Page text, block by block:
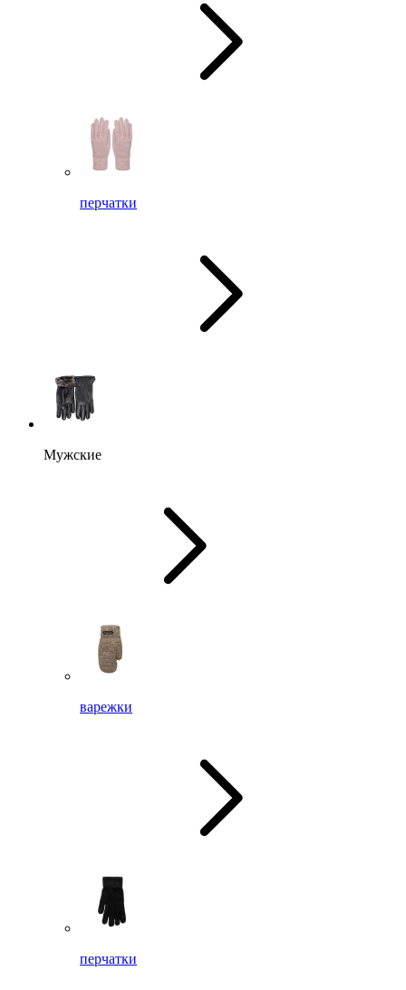
перчатки
Мужские
варежки
перчатки